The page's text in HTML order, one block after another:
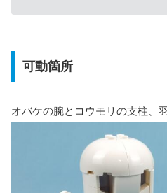
可動箇所
オバケの腕とコウモリの支柱、